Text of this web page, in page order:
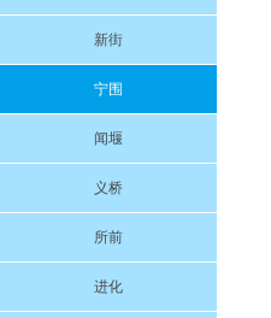
新街
宁围
闻堰
义桥
所前
进化